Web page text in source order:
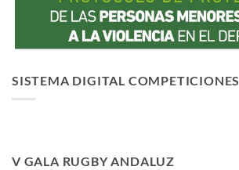
SISTEMA DIGITAL COMPETICIONES
V GALA RUGBY ANDALUZ